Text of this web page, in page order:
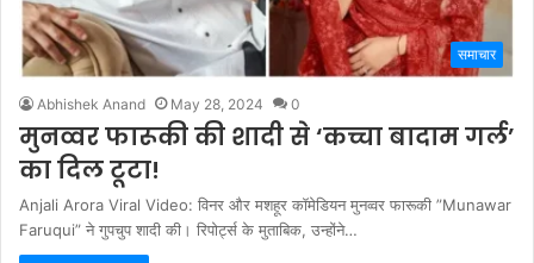
समाचार
Abhishek Anand May 28, 2024 0
मुनव्वर फारूकी की शादी से ‘कच्चा बादाम गर्ल’
का दिल टूटा!
Anjali Arora Viral Video: विनर और मशहूर कॉमेडियन मुनव्वर फारूकी ”Munawar
Faruqui” ने गुपचुप शादी की। रिपोर्ट्स के मुताबिक, उन्होंने…